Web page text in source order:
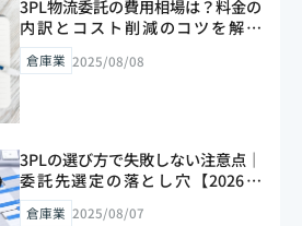
3PL物流委託の費用相場は？料金の
内訳とコスト削減のコツを解説
【2026年版】
倉庫業 2025/08/08
3PLの選び方で失敗しない注意点｜
委託先選定の落とし穴【2026年
版】
倉庫業 2025/08/07